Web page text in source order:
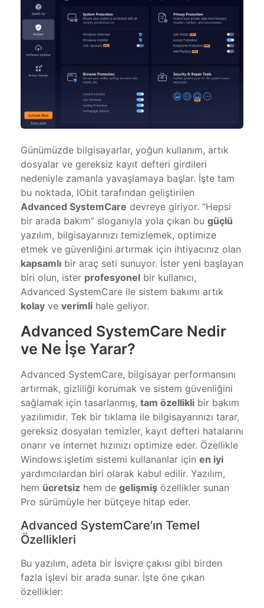
Günümüzde bilgisayarlar, yoğun kullanım, artık
dosyalar ve gereksiz kayıt defteri girdileri
nedeniyle zamanla yavaşlamaya başlar. İşte tam
bu noktada, IObit tarafından geliştirilen
Advanced SystemCare devreye giriyor. “Hepsi
bir arada bakım” sloganıyla yola çıkan bu güçlü
yazılım, bilgisayarınızı temizlemek, optimize
etmek ve güvenliğini artırmak için ihtiyacınız olan
kapsamlı bir araç seti sunuyor. İster yeni başlayan
biri olun, ister profesyonel bir kullanıcı,
Advanced SystemCare ile sistem bakımı artık
kolay ve verimli hale geliyor.
Advanced SystemCare Nedir
ve Ne İşe Yarar?
Advanced SystemCare, bilgisayar performansını
artırmak, gizliliği korumak ve sistem güvenliğini
sağlamak için tasarlanmış, tam özellikli bir bakım
yazılımıdır. Tek bir tıklama ile bilgisayarınızı tarar,
gereksiz dosyaları temizler, kayıt defteri hatalarını
onarır ve internet hızınızı optimize eder. Özellikle
Windows işletim sistemi kullananlar için en iyi
yardımcılardan biri olarak kabul edilir. Yazılım,
hem ücretsiz hem de gelişmiş özellikler sunan
Pro sürümüyle her bütçeye hitap eder.
Advanced SystemCare’ın Temel
Özellikleri
Bu yazılım, adeta bir İsviçre çakısı gibi birden
fazla işlevi bir arada sunar. İşte öne çıkan
özellikler: